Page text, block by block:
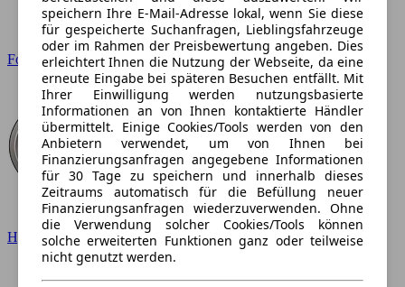
Ford
Hyundai
speichern Ihre E-Mail-Adresse lokal, wenn Sie diese
für gespeicherte Suchanfragen, Lieblingsfahrzeuge
oder im Rahmen der Preisbewertung angeben. Dies
erleichtert Ihnen die Nutzung der Webseite, da eine
erneute Eingabe bei späteren Besuchen entfällt. Mit
Ihrer Einwilligung werden nutzungsbasierte
Informationen an von Ihnen kontaktierte Händler
übermittelt. Einige Cookies/Tools werden von den
Anbietern verwendet, um von Ihnen bei
Finanzierungsanfragen angegebene Informationen
für 30 Tage zu speichern und innerhalb dieses
Zeitraums automatisch für die Befüllung neuer
Finanzierungsanfragen wiederzuverwenden. Ohne
die Verwendung solcher Cookies/Tools können
solche erweiterten Funktionen ganz oder teilweise
nicht genutzt werden.